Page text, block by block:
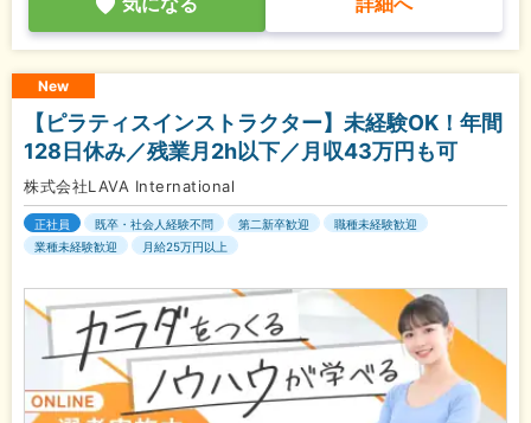
New
【ピラティスインストラクター】未経験OK！年間
128日休み／残業月2h以下／月収43万円も可
株式会社LAVA International
正社員 既卒・社会人経験不問 第二新卒歓迎
職種未経験歓迎
業種未経験歓迎
月給25万円以上